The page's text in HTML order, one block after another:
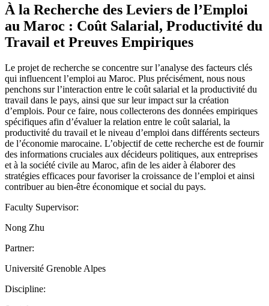
À la Recherche des Leviers de l’Emploi
au Maroc : Coût Salarial, Productivité du
Travail et Preuves Empiriques
Le projet de recherche se concentre sur l’analyse des facteurs clés
qui influencent l’emploi au Maroc. Plus précisément, nous nous
penchons sur l’interaction entre le coût salarial et la productivité du
travail dans le pays, ainsi que sur leur impact sur la création
d’emplois. Pour ce faire, nous collecterons des données empiriques
spécifiques afin d’évaluer la relation entre le coût salarial, la
productivité du travail et le niveau d’emploi dans différents secteurs
de l’économie marocaine. L’objectif de cette recherche est de fournir
des informations cruciales aux décideurs politiques, aux entreprises
et à la société civile au Maroc, afin de les aider à élaborer des
stratégies efficaces pour favoriser la croissance de l’emploi et ainsi
contribuer au bien-être économique et social du pays.
Faculty Supervisor:
Nong Zhu
Partner:
Université Grenoble Alpes
Discipline: